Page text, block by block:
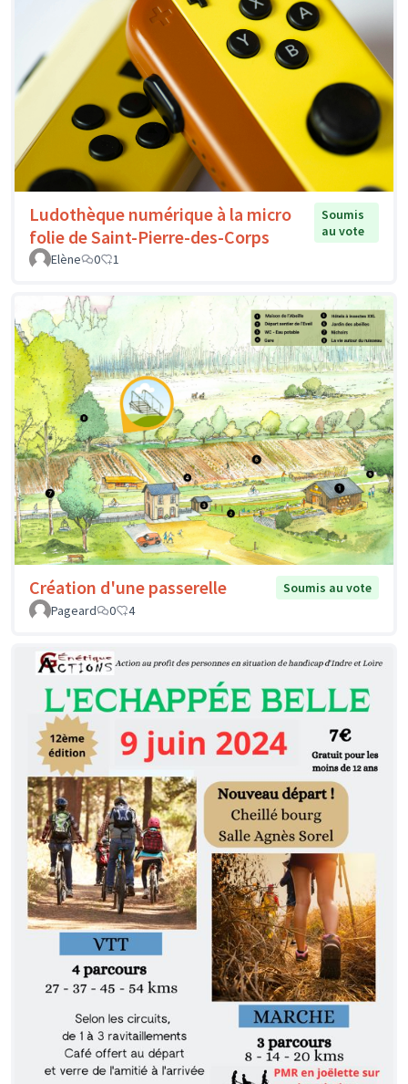
Ludothèque numérique à la micro
folie de Saint-Pierre-des-Corps
Soumis
au vote
Elène
0 1
Création d'une passerelle
Soumis au vote
Pageard
0 4